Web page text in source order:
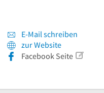
E-Mail schreiben
zur Website
Facebook Seite